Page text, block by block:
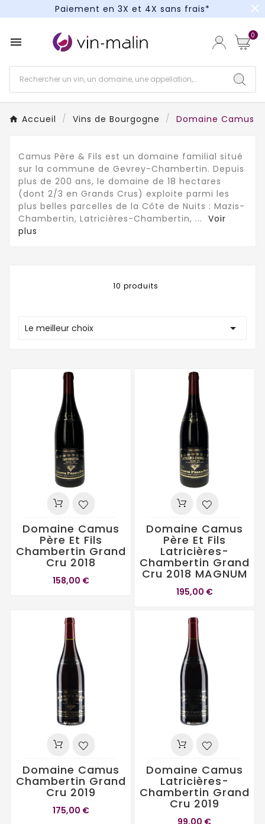
Paiement en 3X et 4X sans frais*
Paiement en 3X et 4X sans frais*
close
 0
Accueil Vins de Bourgogne Domaine Camus
Camus Père & Fils est un domaine familial situé
sur la commune de Gevrey-Chambertin. Depuis
plus de 200 ans, le domaine de 18 hectares
(dont 2/3 en Grands Crus) exploite parmi les
plus belles parcelles de la Côte de Nuits : Mazis-
Chambertin, Latricières-Chambertin, ... Voir
plus
10 produits
Le meilleur choix 
Domaine Camus
Père Et Fils
Chambertin Grand
Cru 2018
158,00 €
Domaine Camus
Père Et Fils
Latricières-
Chambertin Grand
Cru 2018 MAGNUM
195,00 €
Domaine Camus
Chambertin Grand
Cru 2019
175,00 €
Domaine Camus
Latricières-
Chambertin Grand
Cru 2019
99,00 €